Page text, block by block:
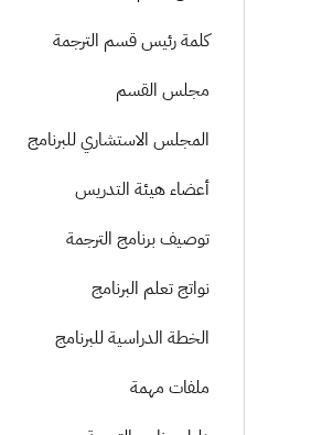
كلمة رئيس قسم الترجمة
مجلس القسم
المجلس الاستشاري للبرنامج
أعضاء هيئة التدريس
توصيف برنامج الترجمة
نواتج تعلم البرنامج
الخطة الدراسية للبرنامج
ملفات مهمة